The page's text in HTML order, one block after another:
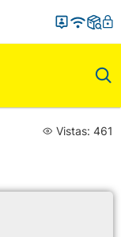
Vistas: 461